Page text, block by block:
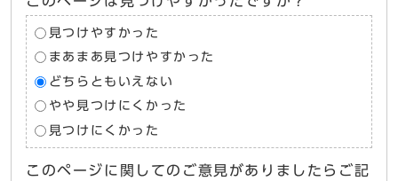
見つけやすかった
まあまあ見つけやすかった
どちらともいえない
やや見つけにくかった
見つけにくかった
このページに関してのご意見がありましたらご記